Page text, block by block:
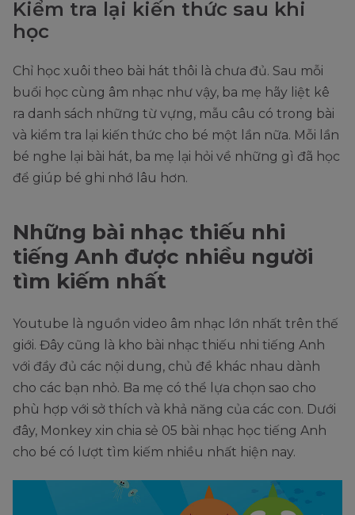
Kiểm tra lại kiến thức sau khi
học
Chỉ học xuôi theo bài hát thôi là chưa đủ. Sau mỗi
buổi học cùng âm nhạc như vậy, ba mẹ hãy liệt kê
ra danh sách những từ vựng, mẫu câu có trong bài
và kiểm tra lại kiến thức cho bé một lần nữa. Mỗi lần
bé nghe lại bài hát, ba mẹ lại hỏi về những gì đã học
để giúp bé ghi nhớ lâu hơn.
Những bài nhạc thiếu nhi
tiếng Anh được nhiều người
tìm kiếm nhất
Youtube là nguồn video âm nhạc lớn nhất trên thế
giới. Đây cũng là kho bài nhạc thiếu nhi tiếng Anh
với đầy đủ các nội dung, chủ đề khác nhau dành
cho các bạn nhỏ. Ba mẹ có thể lựa chọn sao cho
phù hợp với sở thích và khả năng của các con. Dưới
đây, Monkey xin chia sẻ 05 bài nhạc học tiếng Anh
cho bé có lượt tìm kiếm nhiều nhất hiện nay.